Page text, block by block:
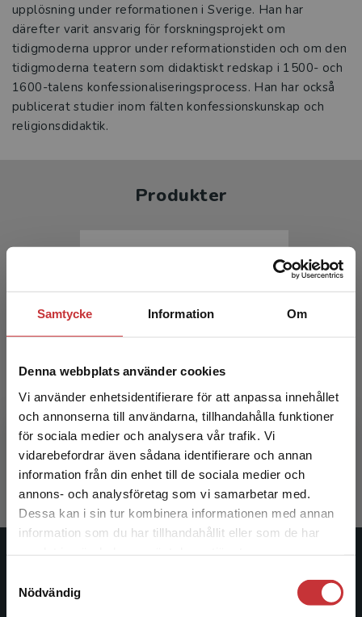
Samtycke Information Om
Denna webbplats använder cookies
Vi använder enhetsidentifierare för att anpassa innehållet
och annonserna till användarna, tillhandahålla funktioner
för sociala medier och analysera vår trafik. Vi
vidarebefordrar även sådana identifierare och annan
information från din enhet till de sociala medier och
annons- och analysföretag som vi samarbetar med.
Dessa kan i sin tur kombinera informationen med annan
information som du har tillhandahållit eller som de har
Nödvändig
Begränsad fraktregion
Det verkar som att du besöker
studentlitteratur.se via en enhet utanför Sverige.
Vi erbjuder inte leveranser utanför Sverige. För
att kunna slutföra ett köp måste
upplösning under reformationen i Sverige. Han har
därefter varit ansvarig för forskningsprojekt om
tidigmoderna uppror under reformationstiden och om den
tidigmoderna teatern som didaktiskt redskap i 1500- och
1600-talens konfessionaliseringsprocess. Han har också
publicerat studier inom fälten konfessionskunskap och
religionsdidaktik.
Produkter
Det mångreligiösa Sverige
Andersson, D - Sander, Å (red.)
405 krinkl. moms
Exkl. moms: 382 kr
Studentlitteratur grundades 1963 och är idag Sveriges